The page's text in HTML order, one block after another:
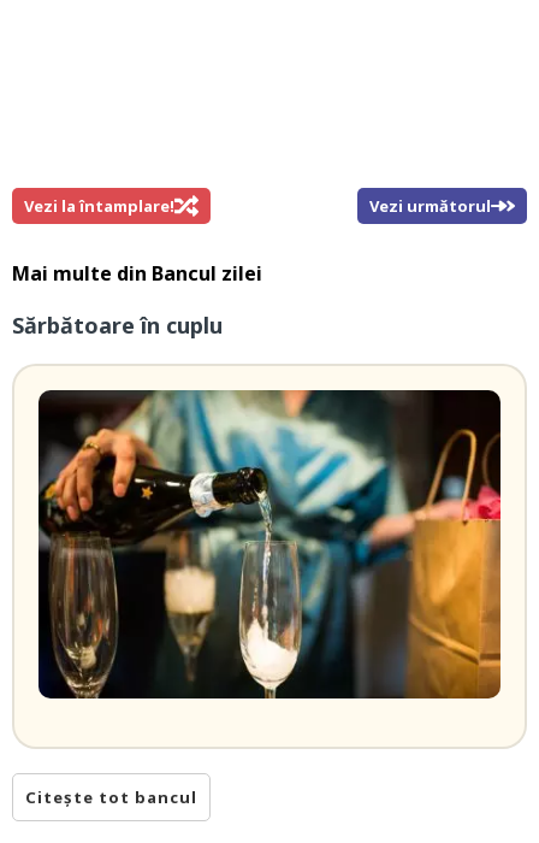
Vezi la întamplare! Vezi următorul
Mai multe din Bancul zilei
Sărbătoare în cuplu
Citește tot bancul